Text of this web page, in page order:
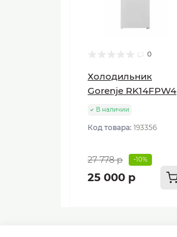
0
Холодильник
Gorenje RK14FPW4
В наличии
Код товара: 193356
27 778 р -10%
25 000 р